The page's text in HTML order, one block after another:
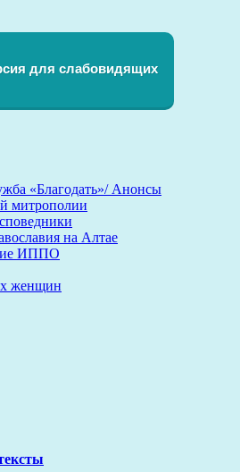
для слабовидящих
«Благодать»/ Анонсы
митрополии
на Алтае
ИППО
женщин